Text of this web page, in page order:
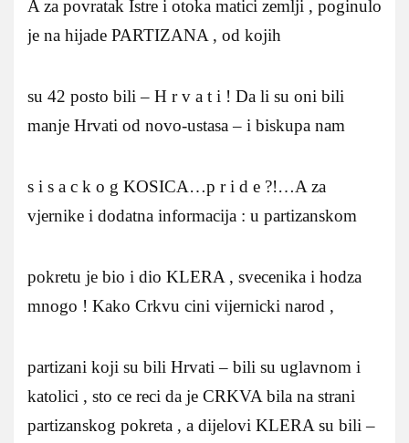
A za povratak Istre i otoka matici zemlji , poginulo
je na hijade PARTIZANA , od kojih
su 42 posto bili – H r v a t i ! Da li su oni bili
manje Hrvati od novo-ustasa – i biskupa nam
s i s a c k o g KOSICA…p r i d e ?!…A za
vjernike i dodatna informacija : u partizanskom
pokretu je bio i dio KLERA , svecenika i hodza
mnogo ! Kako Crkvu cini vijernicki narod ,
partizani koji su bili Hrvati – bili su uglavnom i
katolici , sto ce reci da je CRKVA bila na strani
partizanskog pokreta , a dijelovi KLERA su bili –